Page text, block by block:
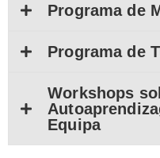
Programa de
Programa de
Workshops
Equipa